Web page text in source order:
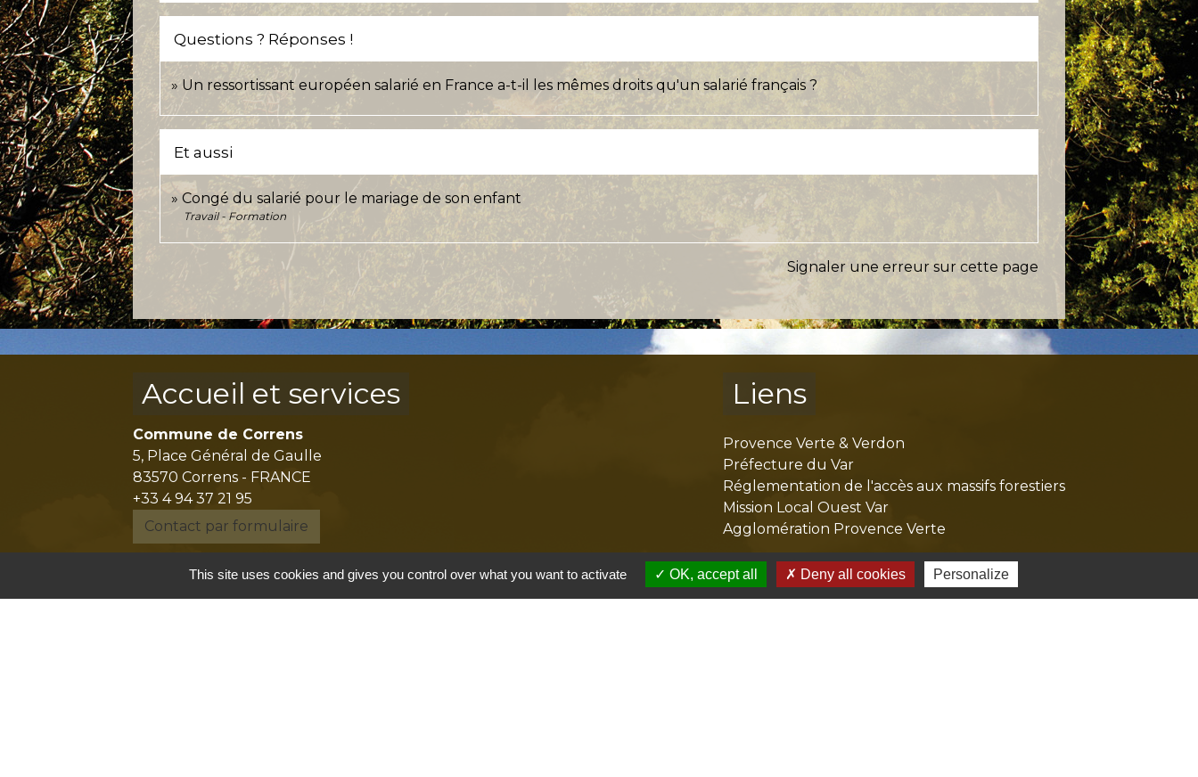
Questions ? Réponses !
Un ressortissant européen salarié en France a-t-il les mêmes droits qu'un salarié français ?
Et aussi
Congé du salarié pour le mariage de son enfant
Travail - Formation
Signaler une erreur sur cette page
Accueil et services
Commune de Correns
5, Place Général de Gaulle
83570 Correns - FRANCE
+33 4 94 37 21 95
Contact par formulaire
Liens
Provence Verte & Verdon
Préfecture du Var
Réglementation de l'accès aux massifs forestiers
Mission Local Ouest Var
Agglomération Provence Verte
This site uses cookies and gives you control over what you want to activate OK, accept all Deny all cookies Personalize